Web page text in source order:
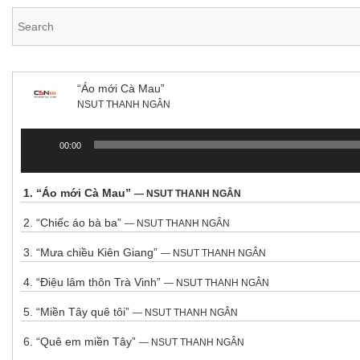
“Áo mới Cà Mau”
NSUT THANH NGÂN
00:00
1. “Áo mới Cà Mau” — NSUT THANH NGÂN
2. “Chiếc áo bà ba” — NSUT THANH NGÂN
3. “Mưa chiều Kiên Giang” — NSUT THANH NGÂN
4. “Điệu lâm thôn Trà Vinh” — NSUT THANH NGÂN
5. “Miền Tây quê tôi” — NSUT THANH NGÂN
6. “Quê em miền Tây” — NSUT THANH NGÂN